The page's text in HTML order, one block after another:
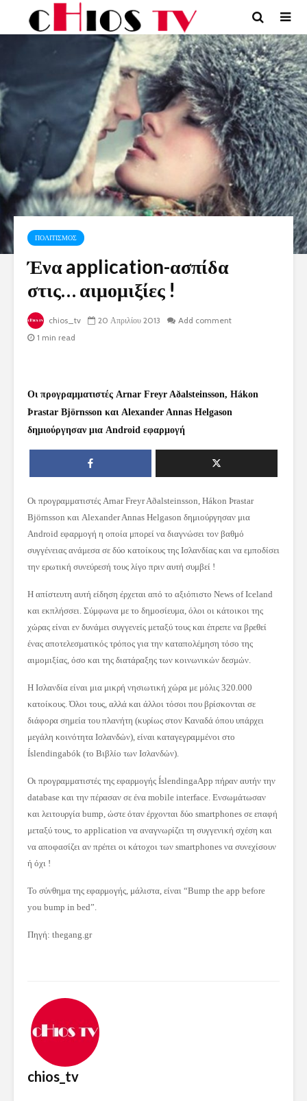
ΠΟΛΙΤΙΣΜΟΣ
Ένα application-ασπίδα
στις… αιμομιξίες !
chios_tv 20 Απριλίου 2013
Add comment
1 min read
Οι προγραμματιστές Arnar Freyr Aðalsteinsson, Hákon
Þrastar Björnsson και Alexander Annas Helgason
δημιούργησαν μια Android εφαρμογή
Οι προγραμματιστές Arnar Freyr Aðalsteinsson, Hákon Þrastar
Björnsson και Alexander Annas Helgason δημιούργησαν μια
Android εφαρμογή η οποία μπορεί να διαγνώσει τον βαθμό
συγγένειας ανάμεσα σε δύο κατοίκους της Ισλανδίας και να εμποδίσει
την ερωτική συνεύρεσή τους λίγο πριν αυτή συμβεί !
Η απίστευτη αυτή είδηση έρχεται από το αξιόπιστο News of Iceland
και εκπλήσσει. Σύμφωνα με το δημοσίευμα, όλοι οι κάτοικοι της
χώρας είναι εν δυνάμει συγγενείς μεταξύ τους και έπρεπε να βρεθεί
ένας αποτελεσματικός τρόπος για την καταπολέμηση τόσο της
αιμομιξίας, όσο και της διατάραξης των κοινωνικών δεσμών.
Η Ισλανδία είναι μια μικρή νησιωτική χώρα με μόλις 320.000
κατοίκους. Όλοι τους, αλλά και άλλοι τόσοι που βρίσκονται σε
διάφορα σημεία του πλανήτη (κυρίως στον Καναδά όπου υπάρχει
μεγάλη κοινότητα Ισλανδών), είναι καταγεγραμμένοι στο
Íslendingabók (το Βιβλίο των Ισλανδών).
Οι προγραμματιστές της εφαρμογής ÍslendingaApp πήραν αυτήν την
database και την πέρασαν σε ένα mobile interface. Ενσωμάτωσαν
και λειτουργία bump, ώστε όταν έρχονται δύο smartphones σε επαφή
μεταξύ τους, το application να αναγνωρίζει τη συγγενική σχέση και
να αποφασίζει αν πρέπει οι κάτοχοι των smartphones να συνεχίσουν
ή όχι !
Το σύνθημα της εφαρμογής, μάλιστα, είναι “Bump the app before
you bump in bed”.
Πηγή: thegang.gr
chios_tv